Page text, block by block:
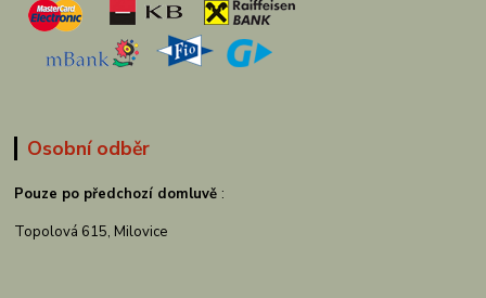
Osobní odběr
Pouze po předchozí domluvě :
Topolová 615, Milovice